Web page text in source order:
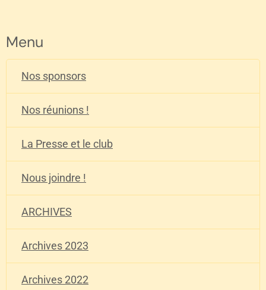
Menu
Nos sponsors
Nos réunions !
La Presse et le club
Nous joindre !
ARCHIVES
Archives 2023
Archives 2022